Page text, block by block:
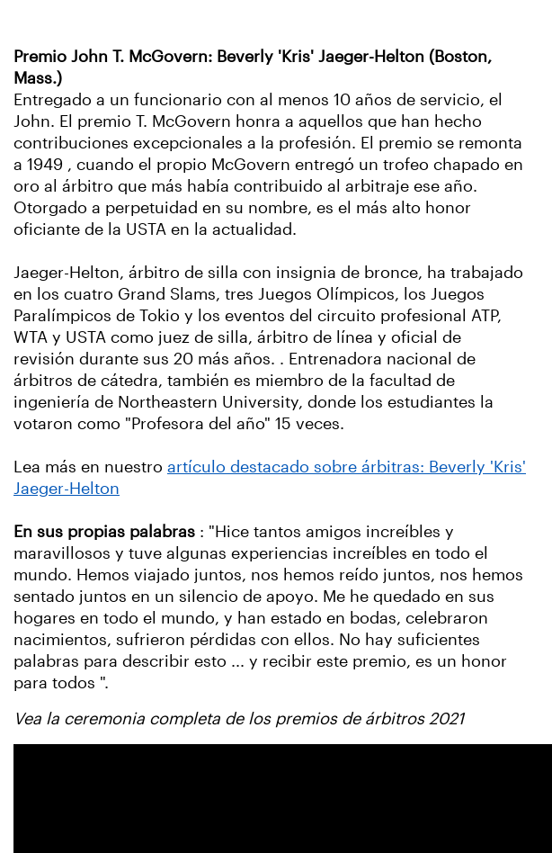
Premio John T. McGovern: Beverly 'Kris' Jaeger-Helton (Boston,
Mass.)
Entregado a un funcionario con al menos 10 años de servicio, el
John. El premio T. McGovern honra a aquellos que han hecho
contribuciones excepcionales a la profesión. El premio se remonta
a 1949 , cuando el propio McGovern entregó un trofeo chapado en
oro al árbitro que más había contribuido al arbitraje ese año.
Otorgado a perpetuidad en su nombre, es el más alto honor
oficiante de la USTA en la actualidad.
Jaeger-Helton, árbitro de silla con insignia de bronce, ha trabajado
en los cuatro Grand Slams, tres Juegos Olímpicos, los Juegos
Paralímpicos de Tokio y los eventos del circuito profesional ATP,
WTA y USTA como juez de silla, árbitro de línea y oficial de
revisión durante sus 20 más años. . Entrenadora nacional de
árbitros de cátedra, también es miembro de la facultad de
ingeniería de Northeastern University, donde los estudiantes la
votaron como "Profesora del año" 15 veces.
Lea más en nuestro artículo destacado sobre árbitras: Beverly 'Kris'
Jaeger-Helton
En sus propias palabras : "Hice tantos amigos increíbles y
maravillosos y tuve algunas experiencias increíbles en todo el
mundo. Hemos viajado juntos, nos hemos reído juntos, nos hemos
sentado juntos en un silencio de apoyo. Me he quedado en sus
hogares en todo el mundo, y han estado en bodas, celebraron
nacimientos, sufrieron pérdidas con ellos. No hay suficientes
palabras para describir esto ... y recibir este premio, es un honor
para todos ".
Vea la ceremonia completa de los premios de árbitros 2021